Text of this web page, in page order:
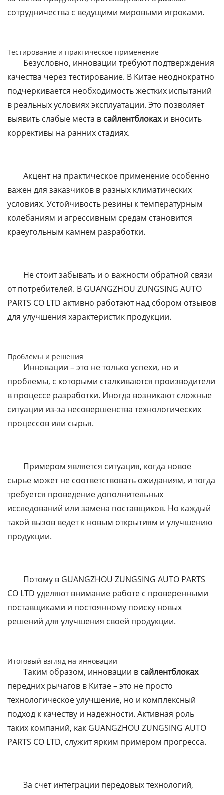
сотрудничества с ведущими мировыми игроками.
Тестирование и практическое применение
Безусловно, инновации требуют подтверждения
качества через тестирование. В Китае неоднократно
подчеркивается необходимость жестких испытаний
в реальных условиях эксплуатации. Это позволяет
выявить слабые места в сайлентблокахи вносить
коррективы на ранних стадиях.
Акцент на практическое применение особенно
важен для заказчиков в разных климатических
условиях. Устойчивость резины к температурным
колебаниям и агрессивным средам становится
краеугольным камнем разработки.
Не стоит забывать и о важности обратной связи
от потребителей. В GUANGZHOU ZUNGSING AUTO
PARTS CO LTD активно работают над сбором отзывов
для улучшения характеристик продукции.
Проблемы и решения
Инновации – это не только успехи, но и
проблемы, с которыми сталкиваются производители
в процессе разработки. Иногда возникают сложные
ситуации из-за несовершенства технологических
процессов или сырья.
Примером является ситуация, когда новое
сырье может не соответствовать ожиданиям, и тогда
требуется проведение дополнительных
исследований или замена поставщиков. Но каждый
такой вызов ведет к новым открытиям и улучшению
продукции.
Потому в GUANGZHOU ZUNGSING AUTO PARTS
CO LTD уделяют внимание работе с проверенными
поставщиками и постоянному поиску новых
решений для улучшения своей продукции.
Итоговый взгляд на инновации
Таким образом, инновации в сайлентблоках
передних рычагов в Китае – это не просто
технологическое улучшение, но и комплексный
подход к качеству и надежности. Активная роль
таких компаний, как GUANGZHOU ZUNGSING AUTO
PARTS CO LTD, служит ярким примером прогресса.
За счет интеграции передовых технологий,